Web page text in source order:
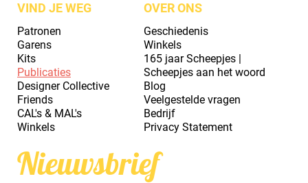
VIND JE WEG
Patronen
Garens
Kits
Publicaties
Designer Collective
Friends
CAL's & MAL's
Winkels
OVER ONS
Geschiedenis
Winkels
165 jaar Scheepjes |
Scheepjes aan het woord
Blog
Veelgestelde vragen
Bedrijf
Privacy Statement
Nieuwsbrief